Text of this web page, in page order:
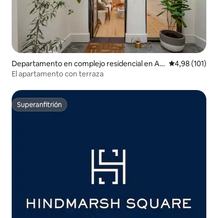
Departamento en complejo residencial en Ad
elaide
Calificación
4,98 (101)
El apartamento con terraza
Superanfitrión
Superanfitrión